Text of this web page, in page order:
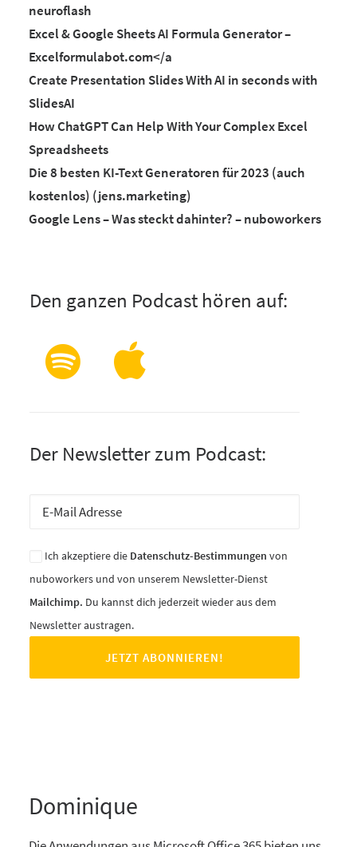
neuroflash
Excel & Google Sheets AI Formula Generator –
Excelformulabot.com</a
Create Presentation Slides With AI in seconds with
SlidesAI
How ChatGPT Can Help With Your Complex Excel
Spreadsheets
Die 8 besten KI-Text Generatoren für 2023 (auch
kostenlos) (jens.marketing)
Google Lens – Was steckt dahinter? – nuboworkers
Den ganzen Podcast hören auf:
Der Newsletter zum Podcast:
Ich akzeptiere die Datenschutz-Bestimmungen von
nuboworkers und von unserem Newsletter-Dienst
Mailchimp. Du kannst dich jederzeit wieder aus dem
Newsletter austragen.
Dominique